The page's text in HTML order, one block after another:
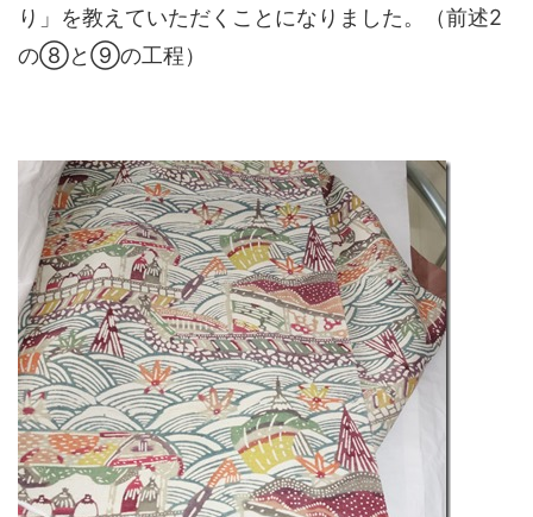
り」を教えていただくことになりました。（前述2
の⑧と⑨の工程）